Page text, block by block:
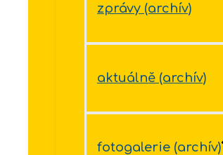
zprávy (archív)
aktuálně (archív)
fotogalerie (archív)